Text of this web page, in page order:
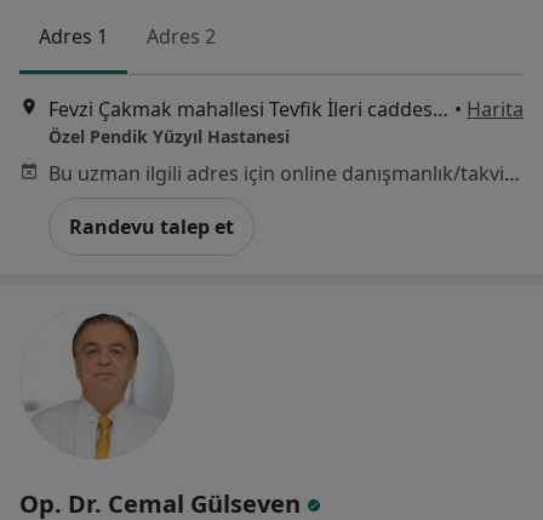
Adres 1 Adres 2
Fevzi Çakmak mahallesi Tevfik İleri caddesi no:105, İstanbul • Harita
Özel Pendik Yüzyıl Hastanesi
Bu uzman ilgili adres için online danışmanlık/takvim sunmuyor.
Randevu talep et
Op. Dr. Cemal Gülseven